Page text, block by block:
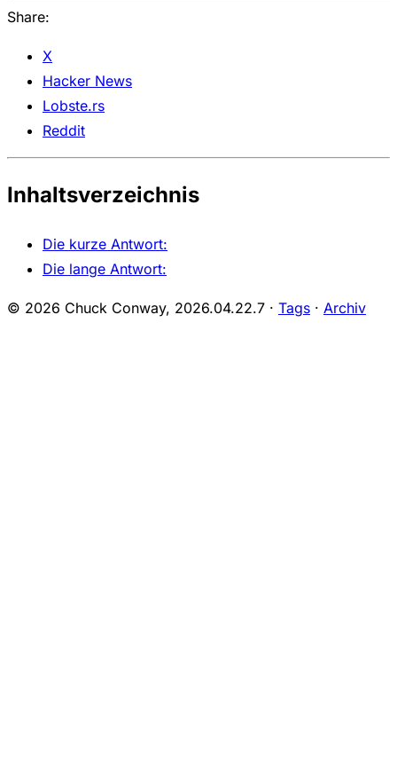
Share:
X
Hacker News
Lobste.rs
Reddit
Inhaltsverzeichnis
Die kurze Antwort:
Die lange Antwort:
© 2026 Chuck Conway, 2026.04.22.7 · Tags · Archiv